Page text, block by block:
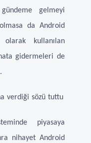
gelmeyi
da Android
olarak kullanılan
gidermeleri de
verdiği sözü tuttu
piyasaya
nihayet Android